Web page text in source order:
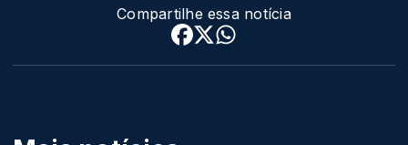
Compartilhe essa notícia